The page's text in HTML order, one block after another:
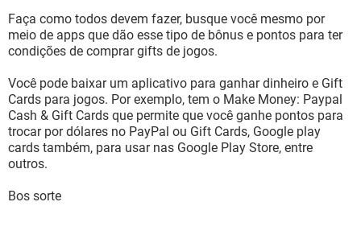
Faça como todos devem fazer, busque você mesmo por
meio de apps que dão esse tipo de bônus e pontos para ter
condições de comprar gifts de jogos.
Você pode baixar um aplicativo para ganhar dinheiro e Gift
Cards para jogos. Por exemplo, tem o Make Money: Paypal
Cash & Gift Cards que permite que você ganhe pontos para
trocar por dólares no PayPal ou Gift Cards, Google play
cards também, para usar nas Google Play Store, entre
outros.
Bos sorte